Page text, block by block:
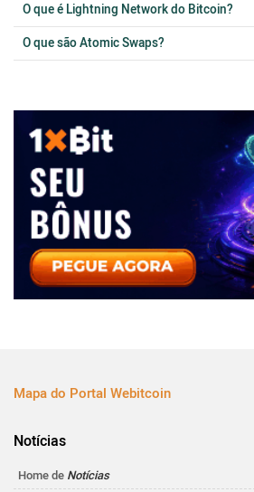
O que é Lightning Network do Bitcoin?
O que são Atomic Swaps?
Mapa do Portal Webitcoin
Notícias
Home de Notícias